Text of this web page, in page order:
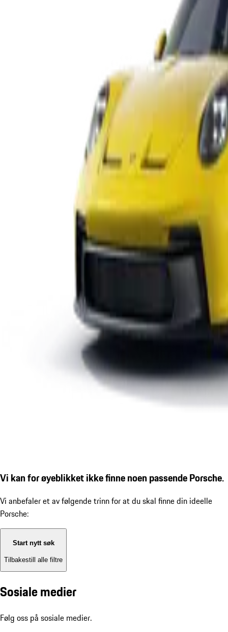
Vi kan for øyeblikket ikke finne noen passende Porsche.
Vi anbefaler et av følgende trinn for at du skal finne din ideelle
Porsche:
Start nytt søk
Tilbakestill alle filtre
Sosiale medier
Følg oss på sosiale medier.